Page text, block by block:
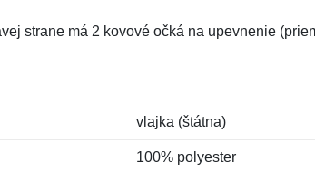
strane má 2 kovové očká na upevnenie
vlajka (štátna)
100% polyester